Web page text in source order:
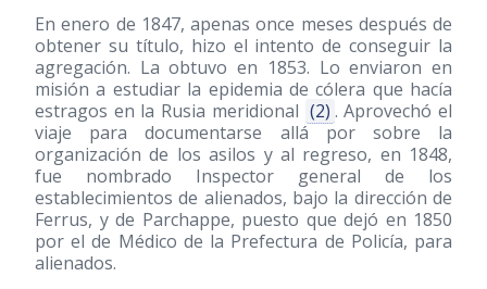
En enero de 1847, apenas once meses después de
obtener su título, hizo el intento de conseguir la
agregación. La obtuvo en 1853. Lo enviaron en
misión a estudiar la epidemia de cólera que hacía
estragos en la Rusia meridional (2) . Aprovechó el
viaje para documentarse allá por sobre la
organización de los asilos y al regreso, en 1848,
fue nombrado Inspector general de los
establecimientos de alienados, bajo la dirección de
Ferrus, y de Parchappe, puesto que dejó en 1850
por el de Médico de la Prefectura de Policía, para
alienados.